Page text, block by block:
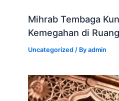
Mihrab Tembaga
Kemegahan di
Uncategorized / Byadmin